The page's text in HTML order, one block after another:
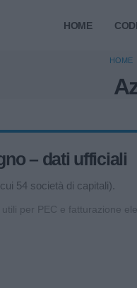
HOME
HOME
– dati ufficiali
54 società di capitali).
per PEC e fatturazione